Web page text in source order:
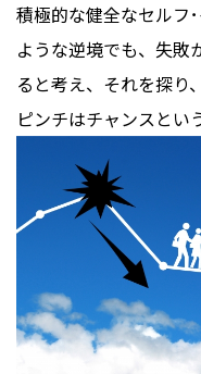
積極的な健全なセルフ
ような逆境でも、失敗
ると考え、それを探り
ピンチはチャンスとい